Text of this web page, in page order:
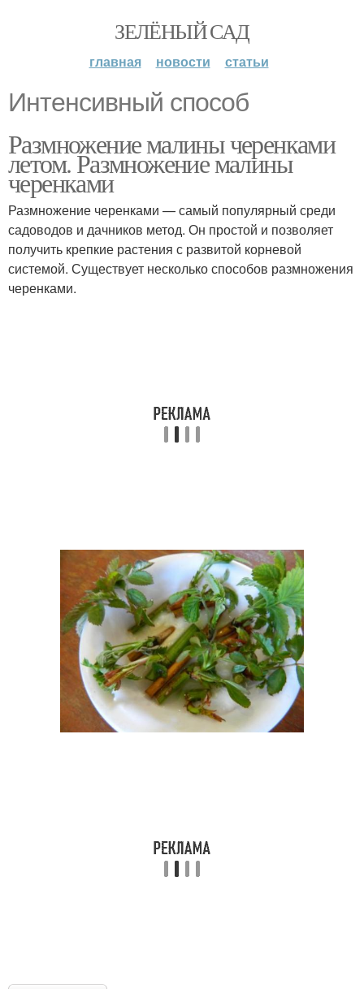
ЗЕЛЁНЫЙ САД
главная новости статьи
Интенсивный способ
Размножение малины черенками
летом. Размножение малины
черенками
Размножение черенками — самый популярный среди
садоводов и дачников метод. Он простой и позволяет
получить крепкие растения с развитой корневой
системой. Существует несколько способов размножения
черенками.